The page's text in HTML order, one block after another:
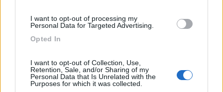
I want to opt-out of processing my
Personal Data for Targeted Advertising.
Opted In
I want to opt-out of Collection, Use,
Retention, Sale, and/or Sharing of my
Personal Data that Is Unrelated with the
Purposes for which it was collected.